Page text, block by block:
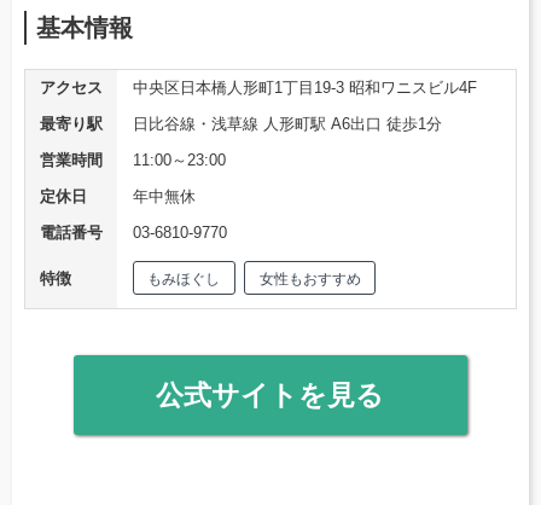
基本情報
アクセス
中央区日本橋人形町1丁目19-3 昭和ワニスビル4F
最寄り駅
日比谷線・浅草線 人形町駅 A6出口 徒歩1分
営業時間
11:00～23:00
定休日
年中無休
電話番号
03-6810-9770
特徴 もみほぐし 女性もおすすめ
公式サイトを見る